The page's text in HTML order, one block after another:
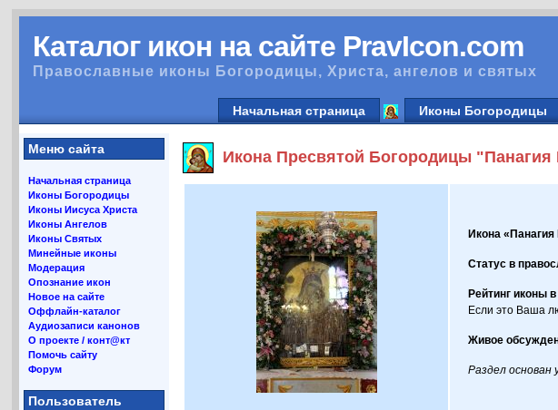
Каталог икон на сайте PravIcon.com
Православные иконы Богородицы, Христа, ангелов и святых
Начальная страница Иконы Богородицы
Меню сайта
Начальная страница
Иконы Богородицы
Иконы Иисуса Христа
Иконы Ангелов
Иконы Святых
Минейные иконы
Модерация
Опознание икон
Новое на сайте
Оффлайн-каталог
Аудиозаписи канонов
О проекте / конт@кт
Помочь сайту
Форум
Пользователь
Икона Пресвятой Богородицы "Панагия
Икона «Панагия
Статус в
Рейтинг иконы
Если это Ваша
Живое
Раздел основан